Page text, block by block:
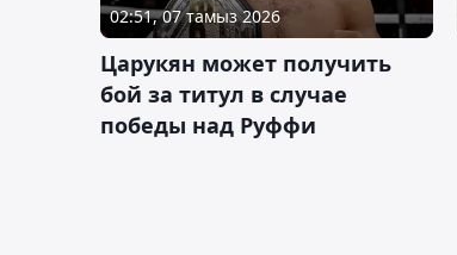
02:51, 07 тамыз 2026
Царукян может получить
бой за титул в случае
победы над Руффи